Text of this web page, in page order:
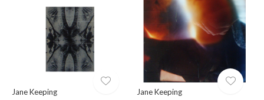
Jane Keeping Jane Keeping